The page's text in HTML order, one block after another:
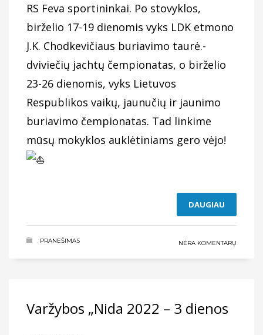
RS Feva sportininkai. Po stovyklos,
birželio 17-19 dienomis vyks LDK etmono
J.K. Chodkevičiaus buriavimo taurė.-
dviviečių jachtų čempionatas, o birželio
23-26 dienomis, vyks Lietuvos
Respublikos vaikų, jaunučių ir jaunimo
buriavimo čempionatas. Tad linkime
mūsų mokyklos auklėtiniams gero vėjo!
DAUGIAU
. PRANEŠIMAS NĖRA KOMENTARŲ
Varžybos „Nida 2022 – 3 dienos